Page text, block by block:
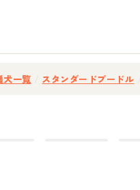
犬一覧 スタンダードプードル